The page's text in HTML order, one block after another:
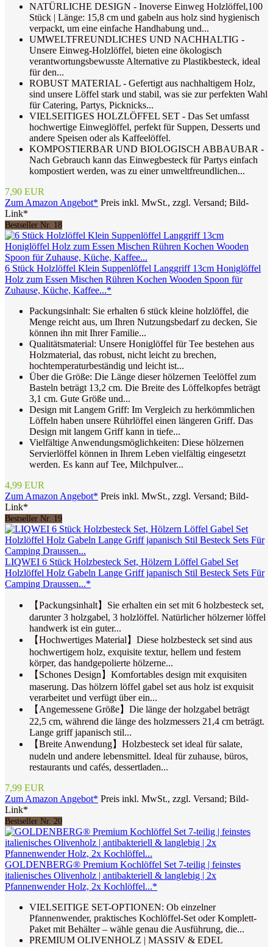
NATÜRLICHE DESIGN - Inoverse Einweg Holzlöffel,100
Stück | Länge: 15,8 cm und gabeln aus holz sind hygienisch
verpackt, um eine einfache Handhabung und...
UMWELTFREUNDLICHES UND NACHHALTIG -
Unsere Einweg-Holzlöffel, bieten eine ökologisch
verantwortungsbewusste Alternative zu Plastikbesteck, ideal
für den...
ROBUST MATERIAL - Gefertigt aus nachhaltigem Holz,
sind unsere Löffel stark und stabil, was sie zur perfekten Wahl
für Catering, Partys, Picknicks...
VIELSEITIGES HOLZLÖFFEL SET - Das Set umfasst
hochwertige Einweglöffel, perfekt für Suppen, Desserts und
andere Speisen oder als Kaffeelöffel.
KOMPOSTIERBAR UND BIOLOGISCH ABBAUBAR -
Nach Gebrauch kann das Einwegbesteck für Partys einfach
kompostiert werden, was zu einer umweltfreundlichen...
7,90 EUR
Zum Amazon Angebot* Preis inkl. MwSt., zzgl. Versand; Bild-
Link*
Bestseller Nr. 18
6 Stück Holzlöffel Klein Suppenlöffel Langgriff 13cm Honiglöffel
Holz zum Essen Mischen Rühren Kochen Wooden Spoon für
Zuhause, Küche, Kaffee...*
Packungsinhalt: Sie erhalten 6 stück kleine holzlöffel, die
Menge reicht aus, um Ihren Nutzungsbedarf zu decken, Sie
können ihn mit Ihrer Familie...
Qualitätsmaterial: Unsere Honiglöffel für Tee bestehen aus
Holzmaterial, das robust, nicht leicht zu brechen,
hochtemperaturbeständig und leicht ist...
Über die Größe: Die Länge dieser hölzernen Teelöffel zum
Basteln beträgt 13,2 cm. Die Breite des Löffelkopfes beträgt
3,1 cm. Gute Größe und...
Design mit Langem Griff: Im Vergleich zu herkömmlichen
Löffeln haben unsere Rührlöffel einen längeren Griff. Das
Design mit langem Griff kann in tiefe...
Vielfältige Anwendungsmöglichkeiten: Diese hölzernen
Servierlöffel können in Ihrem Leben vielfältig eingesetzt
werden. Es kann auf Tee, Milchpulver...
4,99 EUR
Zum Amazon Angebot* Preis inkl. MwSt., zzgl. Versand; Bild-
Link*
Bestseller Nr. 19
LIQWEI 6 Stück Holzbesteck Set, Hölzern Löffel Gabel Set
Holzlöffel Holz Gabeln Lange Griff japanisch Stil Besteck Sets Für
Camping Draussen...*
【Packungsinhalt】Sie erhalten ein set mit 6 holzbesteck set,
darunter 3 holzgabel, 3 holzlöffel. Natürlicher hölzerner löffel
handwerk ist ein guter...
【Hochwertiges Material】Diese holzbesteck set sind aus
hochwertigem holz, exquisite textur, hellem und festem
körper, das handgepolierte hölzerne...
【Schones Design】Komfortables design mit exquisiten
maserung. Das hölzern löffel gabel set aus holz ist exquisit
verarbeitet und verfügt über ein...
【Angemessene Größe】Die länge der holzgabel beträgt
22,5 cm, während die länge des holzmessers 21,4 cm beträgt.
Lange griff japanisch stil...
【Breite Anwendung】Holzbesteck set ideal für salate,
nudeln und andere lebensmittel. Ideal für zuhause, büros,
restaurants und cafés, dessertladen...
7,99 EUR
Zum Amazon Angebot* Preis inkl. MwSt., zzgl. Versand; Bild-
Link*
Bestseller Nr. 20
GOLDENBERG® Premium Kochlöffel Set 7-teilig | feinstes
italienisches Olivenholz | antibakteriell & langlebig | 2x
Pfannenwender Holz, 2x Kochlöffel...*
VIELSEITIGE SET-OPTIONEN: Ob einzelner
Pfannenwender, praktisches Kochlöffel-Set oder Komplett-
Paket mit Behälter – wähle genau die Ausführung, die...
PREMIUM OLIVENHOLZ | MASSIV & EDEL